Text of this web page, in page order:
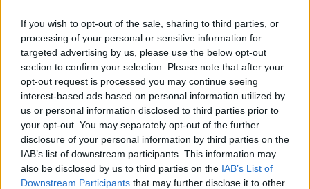
If you wish to opt-out of the sale, sharing to third parties, or
processing of your personal or sensitive information for
targeted advertising by us, please use the below opt-out
section to confirm your selection. Please note that after your
opt-out request is processed you may continue seeing
interest-based ads based on personal information utilized by
us or personal information disclosed to third parties prior to
your opt-out. You may separately opt-out of the further
disclosure of your personal information by third parties on the
IAB’s list of downstream participants. This information may
also be disclosed by us to third parties on the IAB’s List of
Downstream Participants that may further disclose it to other
Pd pisano, congressi al via con Russo
Cerimonia finale per il contest “VerdePisa”
Il sindaco Conti a San Giusto coi cittadini
Taglio del nastro per l'Agrifiera 2026
Il sindaco Betti rinvia il Tour nelle scuole